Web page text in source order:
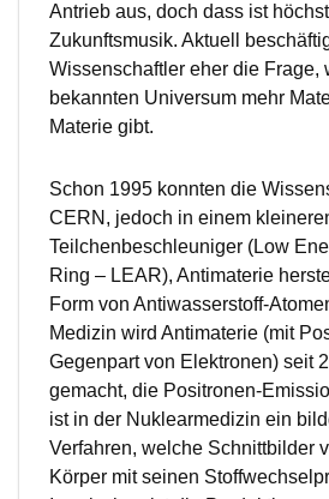
Antrieb aus, doch dass ist
Zukunftsmusik. Aktuell
Wissenschaftler eher die Frage,
bekannten Universum mehr
Materie gibt.
Schon 1995 konnten die
CERN, jedoch in einem
Teilchenbeschleuniger (Low
Ring – LEAR), Antimaterie
Form von Antiwasserstoff-
Medizin wird Antimaterie (mit
Gegenpart von Elektronen) seit
gemacht, die Positronen-
ist in der Nuklearmedizin ein
Verfahren, welche Schnittbilder
Körper mit seinen